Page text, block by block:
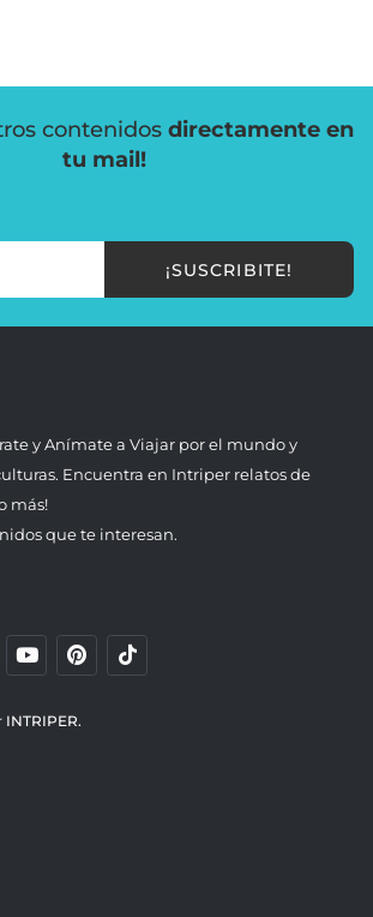
contenidos directamente en
tu mail!
¡SUSCRIBITE!
y Anímate a Viajar por el mundo y
Encuentra en Intriper relatos de
más!
que te interesan.
INTRIPER.